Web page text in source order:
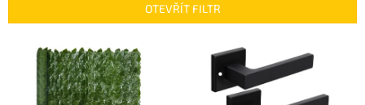
r
OTEVŘÍT FILTR